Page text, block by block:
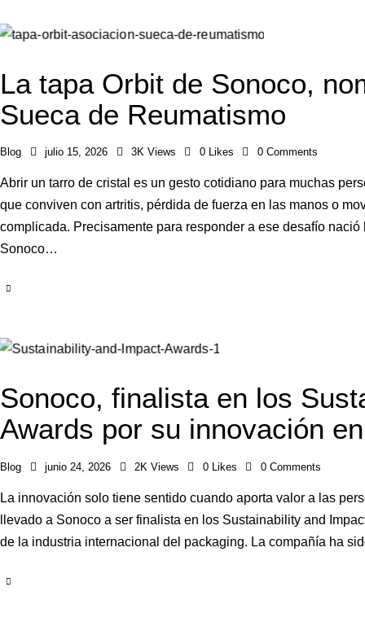
La tapa Orbit de Sonoco,
Sueca de Reumatismo
Blog julio 15, 2026 3K Views 0 Likes 0 Comments
Abrir un tarro de cristal es un gesto cotidiano para muchas
que conviven con artritis, pérdida de fuerza en las manos o
complicada. Precisamente para responder a ese desafío
Sonoco…
Sonoco, finalista en los
Awards por su innovación
Blog junio 24, 2026 2K Views 0 Likes 0 Comments
La innovación solo tiene sentido cuando aporta valor a las
llevado a Sonoco a ser finalista en los Sustainability and
de la industria internacional del packaging. La compañía ha